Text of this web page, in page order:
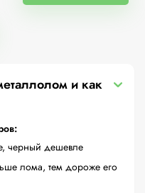
и как
черный дешевле
лома, тем дороже его